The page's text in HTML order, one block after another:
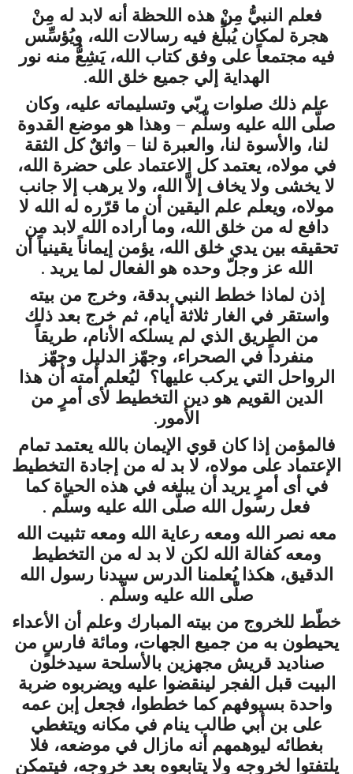
فعلم النبيُّ مِنْ هذه اللحظة أنه لابد له مِنْ
هجرة لمكان يُبلِّغ فيه رسالات الله، ويُؤسِّس
فيه مجتمعاً على وفق كتاب الله، يَشِعُّ منه نور
الهداية إلي جميع خلق الله.
علم ذلك صلوات ربّي وتسليماته عليه، وكان
صلّى الله عليه وسلّم – وهذا هو موضع القدوة
لنا، والأسوة لنا، والعبرة لنا – واثقٌ كل الثقة
في مولاه، يعتمد كل الاعتماد على حضرة الله،
لا يخشى ولا يخاف إلاَّ الله، ولا يرهب إلا جانب
مولاه، ويعلم علم اليقين أن ما قرّره له الله لا
دافع له من خلق الله، وما أراده الله لابد من
تحقيقه بين يدي خلق الله، يؤمن إيماناً يقينياً أن
الله عز وجلّ وحده هو الفعال لما يريد .
إذن لماذا خطط النبي بدقة، وخرج من بيته
واستقر في الغار ثلاثة أيام، ثم خرج بعد ذلك
من الطريق الذي لم يسلكه الأنام، طريقاً
منفرداً في الصحراء، وجهّز الدليل وجهّز
الرواحل التي يركب عليها؟ ليُعلم أمته أن هذا
الدين القويم هو دين التخطيط لأى أمرٍ من
الأمور.
فالمؤمن إذا كان قوي الإيمان بالله يعتمد تمام
الإعتماد على مولاه، لا بد له من إجادة التخطيط
في أى أمرٍ يريد أن يبلغه في هذه الحياة كما
فعل رسول الله صلّى الله عليه وسلّم .
معه نصر الله ومعه رعاية الله ومعه تثبيت الله
ومعه كفالة الله لكن لا بد له من التخطيط
الدقيق، هكذا يُعلمنا الدرس سيدنا رسول الله
صلّى الله عليه وسلّم .
خطّط للخروج من بيته المبارك وعلم أن الأعداء
يحيطون به من جميع الجهات، ومائة فارسٍ من
صناديد قريش مجهزين بالأسلحة سيدخلون
البيت قبل الفجر لينقضوا عليه ويضربوه ضربة
واحدة بسيوفهم كما خططوا، فجعل إبن عمه
على بن أبي طالب ينام في مكانه ويتغطي
بغطائه ليوهمهم أنه مازال في موضعه، فلا
يلتفتوا لخروجه ولا يتابعوه بعد خروجه، فيتمكن